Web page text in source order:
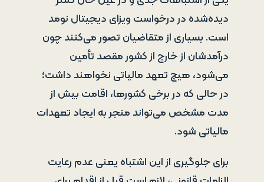
دیده‌شده در درخواست ویزای دیجیتال نومد
است. بسیاری از متقاضیان تصور می‌کنند چون
درآمدشان از خارج از کشور مقصد تأمین
می‌شود، هیچ تعهد مالیاتی نخواهند داشت؛
در حالی که در برخی کشورها، اقامت بیش از
مدت مشخص می‌تواند منجر به ایجاد تعهدات
مالیاتی شود.
برای جلوگیری از این اشتباه یعنی عدم رعایت